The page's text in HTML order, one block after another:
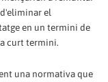
el
en un termini de
curt termini.
una normativa que